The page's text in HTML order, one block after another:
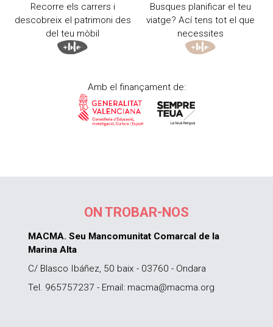
Recorre els carrers i
descobreix el patrimoni des
del teu mòbil
Busques planificar el teu
viatge? Ací tens tot el que
necessites
Amb el finançament de:
ON TROBAR-NOS
MACMA. Seu Mancomunitat Comarcal de la
Marina Alta
C/ Blasco Ibáñez, 50 baix - 03760 - Ondara
Tel. 965757237 - Email: macma@macma.org